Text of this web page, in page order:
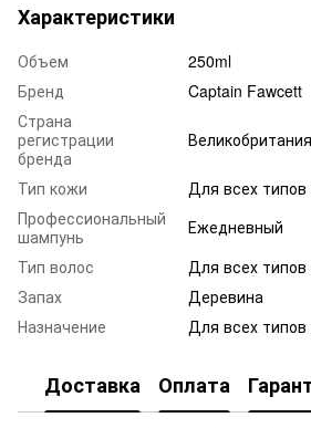
Характеристики
Объем
250ml
Бренд
Captain Fawcett
Страна
регистрации
бренда
Великобритания
Тип кожи
Для всех
Профессиональный
шампунь
Ежедневный
Тип волос
Для всех типов
Запах
Деревина
Назначение
Для всех типов
Доставка Оплата